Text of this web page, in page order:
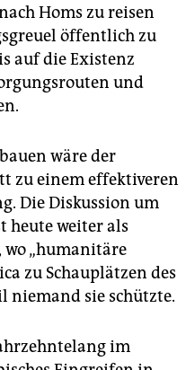
Homs zu reisen
öffentlich zu
auf die Existenz
und
wäre der
zu einem effektiveren
Die Diskussion um
heute weiter als
wo „humanitäre
zu Schauplätzen des
niemand sie schützte.
im